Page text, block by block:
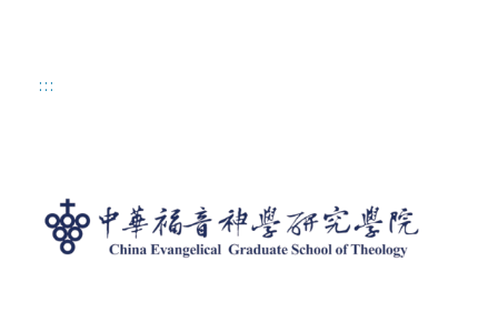
:::